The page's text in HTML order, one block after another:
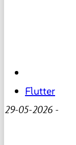
Flutter
29-05-2026 -